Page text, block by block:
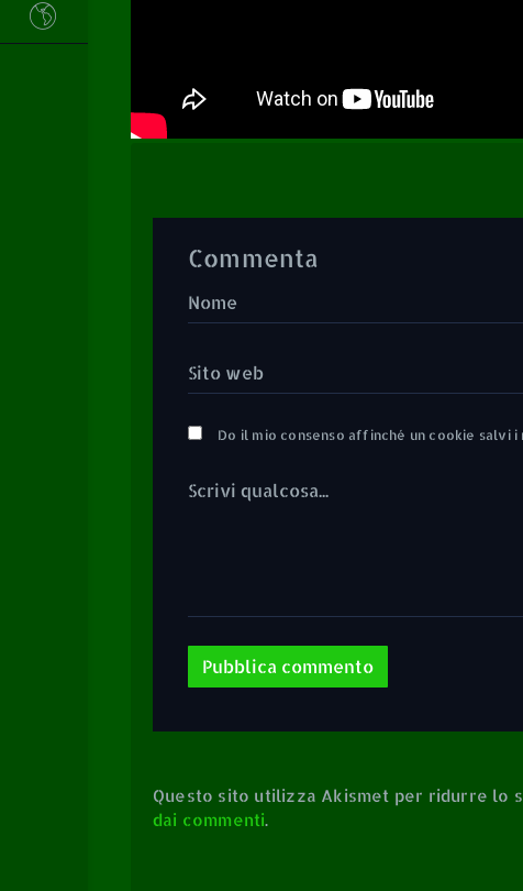
Commenta
Do il mio consenso affinché un cookie salvi
Questo sito utilizza Akismet per ridurre lo
dai commenti.